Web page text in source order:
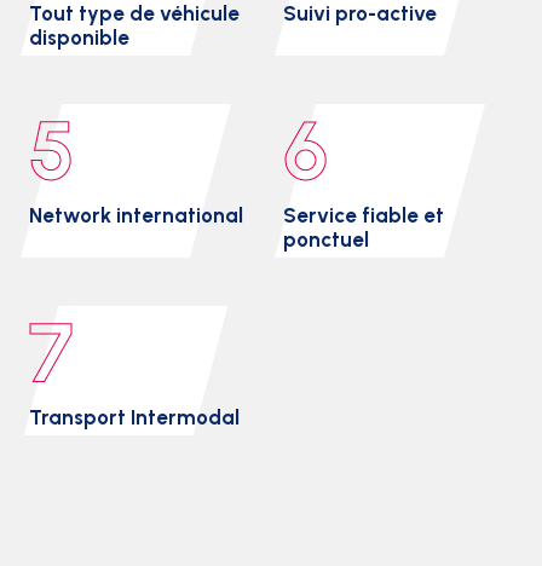
Tout type de véhicule
disponible
Suivi pro-active
5
Network international
6
Service fiable et
ponctuel
7
Transport Intermodal